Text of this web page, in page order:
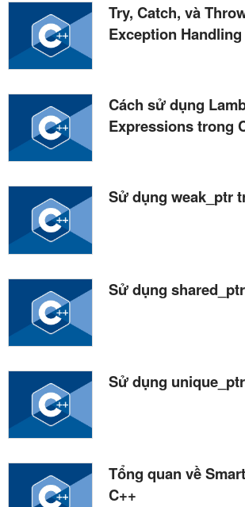
Try, Catch, và
Exception
Cách sử dụng
Expressions trong
Sử dụng weak_ptr
Sử dụng
Sử dụng
Tổng quan về
C++